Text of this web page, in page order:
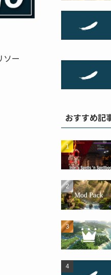
ソー
おすすめ記